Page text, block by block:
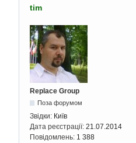
tim
Replace Group
Поза форумом
Звідки: Київ
Дата реєстрації: 21.07.2014
Повідомлень: 1 388